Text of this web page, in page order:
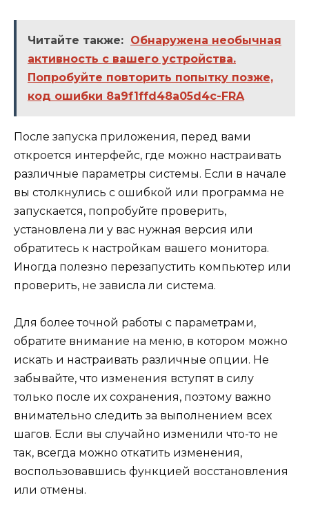
Читайте также: Обнаружена необычная
активность с вашего устройства.
Попробуйте повторить попытку позже,
код ошибки 8a9f1ffd48a05d4c-FRA
После запуска приложения, перед вами
откроется интерфейс, где можно настраивать
различные параметры системы. Если в начале
вы столкнулись с ошибкой или программа не
запускается, попробуйте проверить,
установлена ли у вас нужная версия или
обратитесь к настройкам вашего монитора.
Иногда полезно перезапустить компьютер или
проверить, не зависла ли система.
Для более точной работы с параметрами,
обратите внимание на меню, в котором можно
искать и настраивать различные опции. Не
забывайте, что изменения вступят в силу
только после их сохранения, поэтому важно
внимательно следить за выполнением всех
шагов. Если вы случайно изменили что-то не
так, всегда можно откатить изменения,
воспользовавшись функцией восстановления
или отмены.